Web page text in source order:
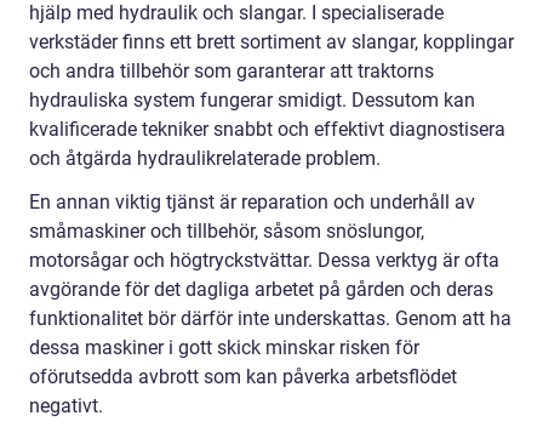
hjälp med hydraulik och slangar. I specialiserade
verkstäder finns ett brett sortiment av slangar, kopplingar
och andra tillbehör som garanterar att traktorns
hydrauliska system fungerar smidigt. Dessutom kan
kvalificerade tekniker snabbt och effektivt diagnostisera
och åtgärda hydraulikrelaterade problem.
En annan viktig tjänst är reparation och underhåll av
småmaskiner och tillbehör, såsom snöslungor,
motorsågar och högtryckstvättar. Dessa verktyg är ofta
avgörande för det dagliga arbetet på gården och deras
funktionalitet bör därför inte underskattas. Genom att ha
dessa maskiner i gott skick minskar risken för
oförutsedda avbrott som kan påverka arbetsflödet
negativt.